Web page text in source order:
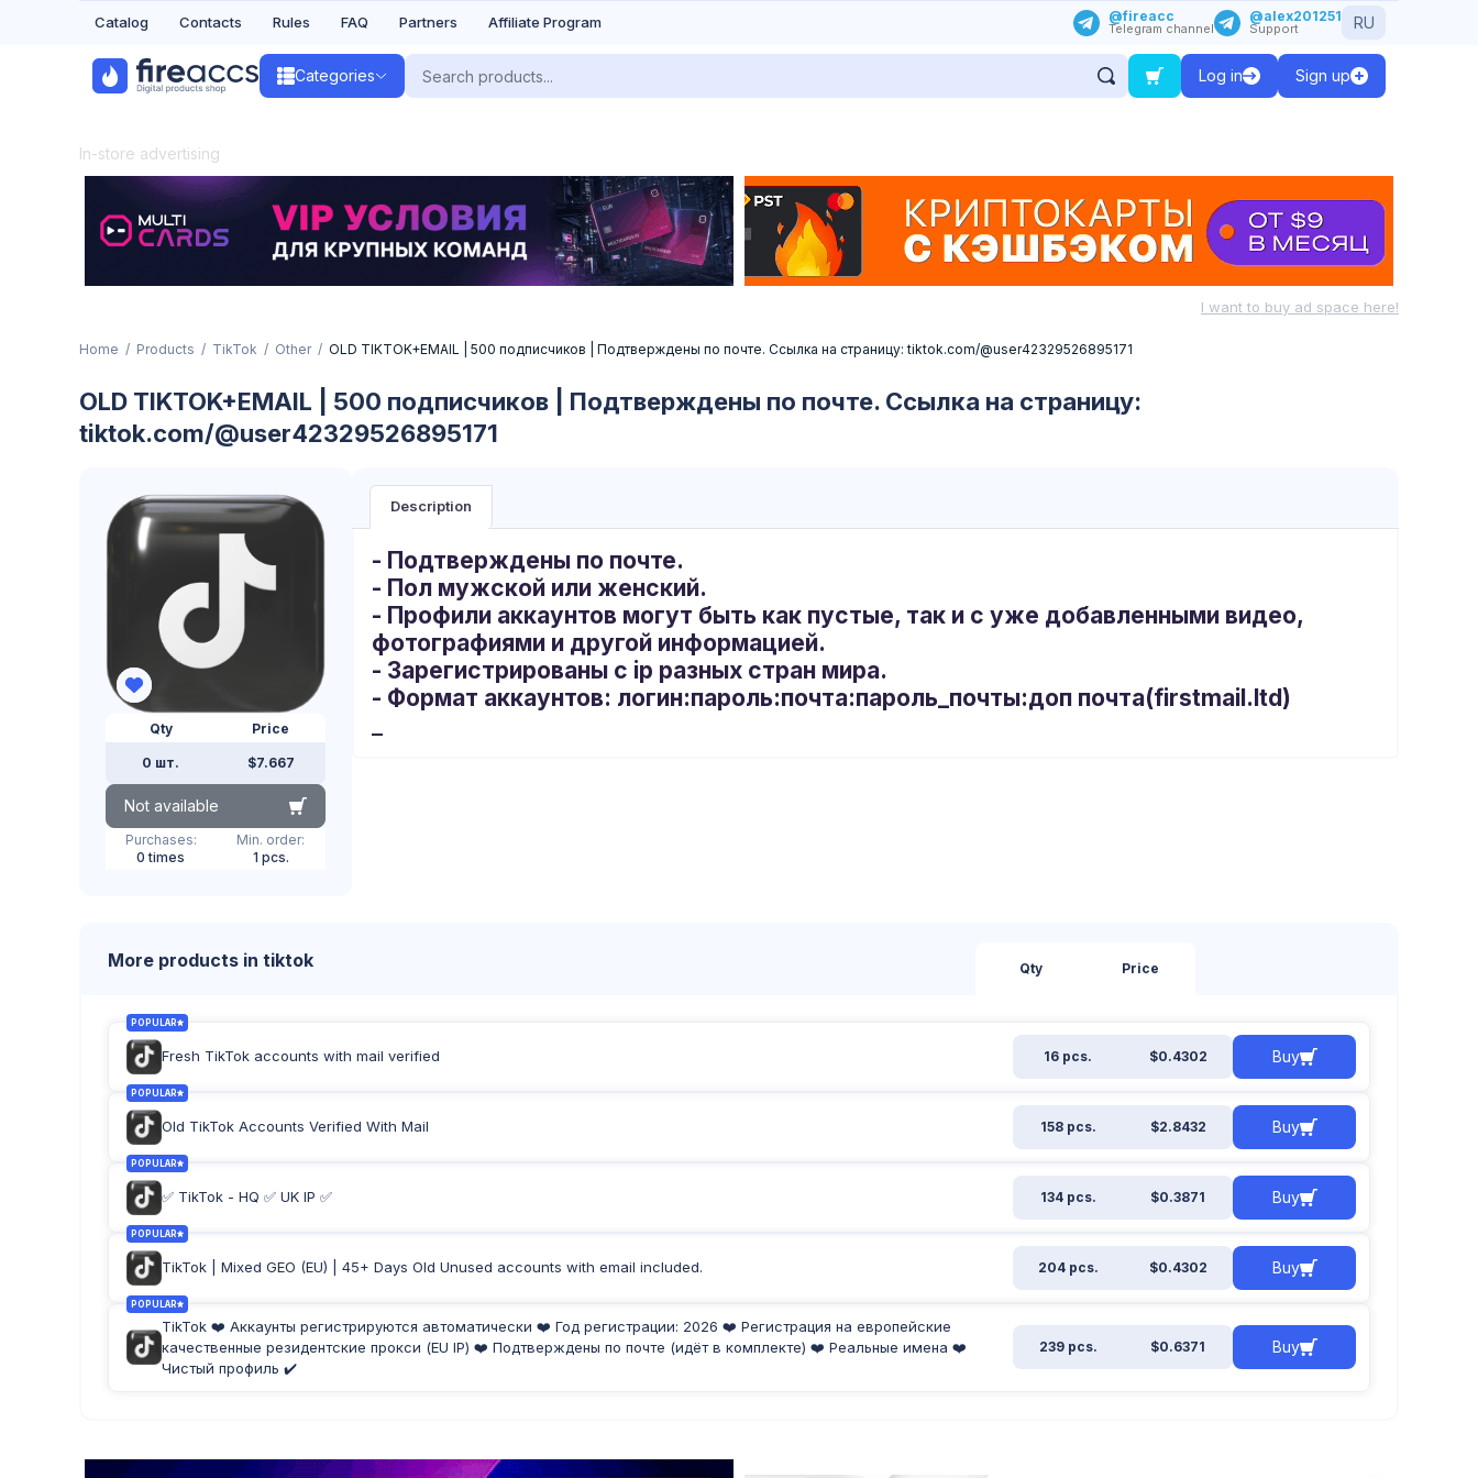
Catalog Contacts Rules FAQ Partners Affiliate Program @fireacc
Telegram channel
@alex201251
Support RU
Categories Log in Sign up
In-store advertising
I want to buy ad space here!
Home Products TikTok Other OLD TIKTOK+EMAIL | 500 подписчиков | Подтверждены по почте. Ссылка на страницу: tiktok.com/@user42329526895171
OLD TIKTOK+EMAIL | 500 подписчиков | Подтверждены по почте. Ссылка на страницу:
tiktok.com/@user42329526895171
Qty
0 шт.
Price
$7.667
Not available
Purchases:
0 times
Min. order:
1 pcs.
Description
- Подтверждены по почте.
- Пол мужской или женский.
- Профили аккаунтов могут быть как пустые, так и с уже добавленными видео,
фотографиями и другой информацией.
- Зарегистрированы с ip разных стран мира.
- Формат аккаунтов: логин:пароль:почта:пароль_почты:доп почта(firstmail.ltd)
More products in tiktok Qty Price
POPULAR
Fresh TikTok accounts with mail verified 16 pcs. $0.4302 Buy
POPULAR
Old TikTok Accounts Verified With Mail 158 pcs. $2.8432 Buy
POPULAR
✅ TikTok - HQ ✅ UK IP ✅ 134 pcs. $0.3871 Buy
POPULAR
TikTok | Mixed GEO (EU) | 45+ Days Old Unused accounts with email included. 204 pcs. $0.4302 Buy
POPULAR
TikTok ❤️ Аккаунты регистрируются автоматически ❤️ Год регистрации: 2026 ❤️ Регистрация на европейские
качественные резидентские прокси (EU IP) ❤️ Подтверждены по почте (идёт в комплекте) ❤️ Реальные имена ❤️
Чистый профиль ✔️
239 pcs. $0.6371 Buy